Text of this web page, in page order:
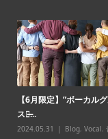
【6月限定】”ボーカル
スン̶...
2024.05.31 Blog, Vocal,